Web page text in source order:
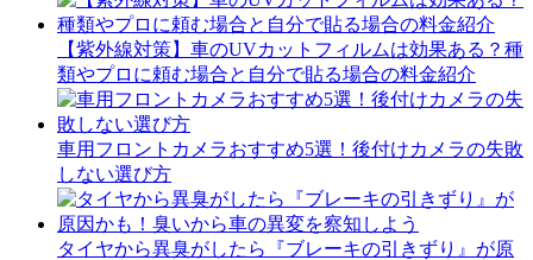
【紫外線対策】車のUVカットフィルムは効果ある？種
類やプロに頼む場合と自分で貼る場合の料金紹介
車用フロントカメラおすすめ5選！後付けカメラの失敗
しない選び方
タイヤから異臭がしたら『ブレーキの引きずり』が原